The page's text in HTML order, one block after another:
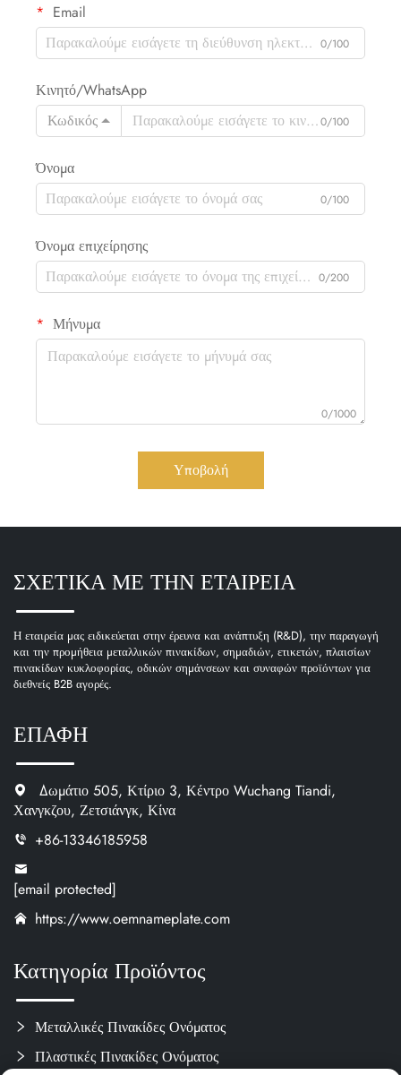
Email
0/100
Κινητό/WhatsApp
Κωδικός
0/100
Όνομα
0/100
Όνομα επιχείρησης
0/200
Μήνυμα
0/1000
Υποβολή
ΣΧΕΤΙΚΑ ΜΕ ΤΗΝ ΕΤΑΙΡΕΙΑ
Η εταιρεία μας ειδικεύεται στην έρευνα και ανάπτυξη (R&D), την παραγωγή
και την προμήθεια μεταλλικών πινακίδων, σημαδιών, ετικετών, πλαισίων
πινακίδων κυκλοφορίας, οδικών σημάνσεων και συναφών προϊόντων για
διεθνείς B2B αγορές.
ΕΠΑΦΗ
Δωμάτιο 505, Κτίριο 3, Κέντρο Wuchang Tiandi,
Χανγκζου, Ζετσιάνγκ, Κίνα
+86-13346185958
[email protected]
https://www.oemnameplate.com
Κατηγορία Προϊόντος
Μεταλλικές Πινακίδες Ονόματος
Πλαστικές Πινακίδες Ονόματος